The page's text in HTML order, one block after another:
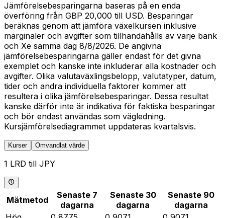
Jämförelsebesparingarna baseras på en enda
överföring från GBP 20,000 till USD. Besparingar
beräknas genom att jämföra växelkursen inklusive
marginaler och avgifter som tillhandahålls av varje bank
och Xe samma dag 8/8/2026. De angivna
jämförelsebesparingarna gäller endast för det givna
exemplet och kanske inte inkluderar alla kostnader och
avgifter. Olika valutaväxlingsbelopp, valutatyper, datum,
tider och andra individuella faktorer kommer att
resultera i olika jämförelsebesparingar. Dessa resultat
kanske därför inte är indikativa för faktiska besparingar
och bör endast användas som vägledning.
Kursjämförelsediagrammet uppdateras kvartalsvis.
Kurser Omvandlat värde
1 LRD till JPY
Mätmetod
Senaste 7
dagarna
Senaste 30
dagarna
Senaste 90
dagarna